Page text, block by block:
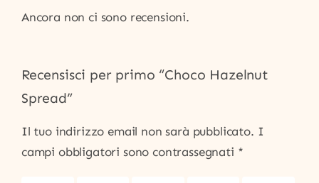
Ancora non ci sono recensioni.
Recensisci per primo “Choco Hazelnut
Spread”
Il tuo indirizzo email non sarà pubblicato. I
campi obbligatori sono contrassegnati *